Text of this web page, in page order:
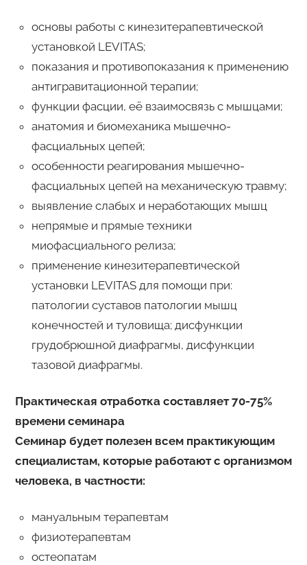
основы работы с кинезитерапевтической
установкой LEVITAS;
показания и противопоказания к применению
антигравитационной терапии;
функции фасции, её взаимосвязь с мышцами;
анатомия и биомеханика мышечно-
фасциальных цепей;
особенности реагирования мышечно-
фасциальных цепей на механическую травму;
выявление слабых и неработающих мышц
непрямые и прямые техники
миофасциального релиза;
применение кинезитерапевтической
установки LEVITAS для помощи при:
патологии суставов патологии мышц
конечностей и туловища; дисфункции
грудобрюшной диафрагмы, дисфункции
тазовой диафрагмы.
Практическая отработка составляет 70-75%
времени семинара
Семинар будет полезен всем практикующим
специалистам, которые работают с организмом
человека, в частности:
мануальным терапевтам
физиотерапевтам
остеопатам